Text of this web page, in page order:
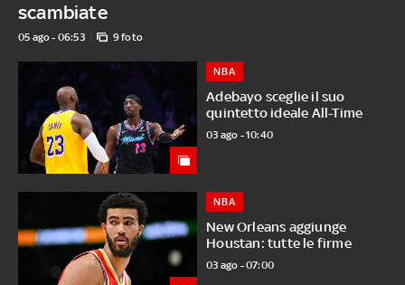
scambiate
05 ago - 06:53 9 foto
Adebayo sceglie il suo
quintetto ideale All-Time
NBA
03 ago - 10:40
New Orleans aggiunge
Houstan: tutte le firme
NBA
03 ago - 07:00